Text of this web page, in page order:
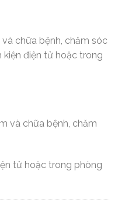
chữa bệnh, chăm sóc
kiện điện tử hoặc trong
và chữa bệnh, chăm
tử hoặc trong phòng